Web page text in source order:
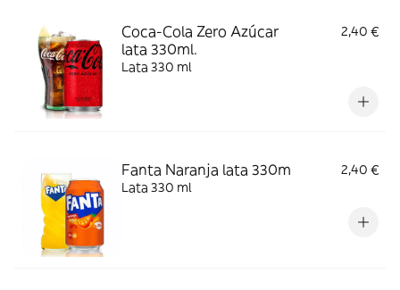
Coca-Cola Zero Azúcar
lata 330ml.
2,40 €
Lata 330 ml
Fanta Naranja lata 330m
2,40 €
Lata 330 ml